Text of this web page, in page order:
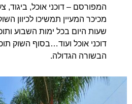
המפורסם – דוכני אוכל, ביגוד,
מכיכר המעיין תמשיכו לכיוון
שעות היום בכל ימות השבוע
דוכני אוכל ועוד…בסוף השוק
הבשורה הגדולה.